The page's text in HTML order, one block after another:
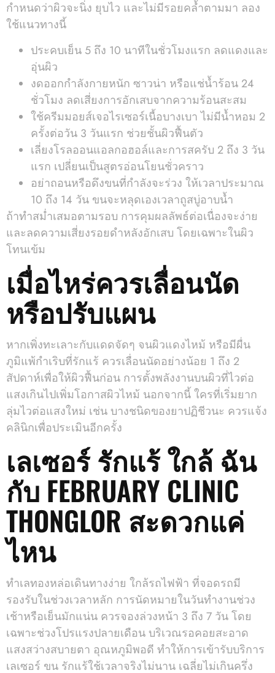
กำหนดว่าผิวจะนิ่ง ยุบไว และไม่มีรอยคล้ำตามมา ลอง
ใช้แนวทางนี้
ประคบเย็น 5 ถึง 10 นาทีในชั่วโมงแรก ลดแดงและ
อุ่นผิว
งดออกกำลังกายหนัก ซาวน่า หรือแช่น้ำร้อน 24
ชั่วโมง ลดเสี่ยงการอักเสบจากความร้อนสะสม
ใช้ครีมมอยส์เจอไรเซอร์เนื้อบางเบา ไม่มีน้ำหอม 2
ครั้งต่อวัน 3 วันแรก ช่วยชั้นผิวฟื้นตัว
เลี่ยงโรลออนแอลกอฮอล์และการสครับ 2 ถึง 3 วัน
แรก เปลี่ยนเป็นสูตรอ่อนโยนชั่วคราว
อย่าถอนหรือดึงขนที่กำลังจะร่วง ให้เวลาประมาณ
10 ถึง 14 วัน ขนจะหลุดเองเวลาถูสบู่อาบน้ำ
ถ้าทำสม่ำเสมอตามรอบ การคุมผลลัพธ์ต่อเนื่องจะง่าย
และลดความเสี่ยงรอยดำหลังอักเสบ โดยเฉพาะในผิว
โทนเข้ม
เมื่อไหร่ควรเลื่อนนัด
หรือปรับแผน
หากเพิ่งทะเลาะกับแดดจัดๆ จนผิวแดงไหม้ หรือมีผื่น
ภูมิแพ้กำเริบที่รักแร้ ควรเลื่อนนัดอย่างน้อย 1 ถึง 2
สัปดาห์เพื่อให้ผิวฟื้นก่อน การตั้งพลังงานบนผิวที่ไวต่อ
แสงเกินไปเพิ่มโอกาสผิวไหม้ นอกจากนี้ ใครที่เริ่มยาก
ลุ่มไวต่อแสงใหม่ เช่น บางชนิดของยาปฏิชีวนะ ควรแจ้ง
คลินิกเพื่อประเมินอีกครั้ง
เลเซอร์ รักแร้ ใกล้ ฉัน
กับ FEBRUARY CLINIC
THONGLOR สะดวกแค่
ไหน
ทำเลทองหล่อเดินทางง่าย ใกล้รถไฟฟ้า ที่จอดรถมี
รองรับในช่วงเวลาหลัก การนัดหมายในวันทำงานช่วง
เช้าหรือเย็นมักแน่น ควรจองล่วงหน้า 3 ถึง 7 วัน โดย
เฉพาะช่วงโปรแรงปลายเดือน บริเวณรอคอยสะอาด
แสงสว่างสบายตา อุณหภูมิพอดี ทำให้การเข้ารับบริการ
เลเซอร์ ขน รักแร้ใช้เวลาจริงไม่นาน เฉลี่ยไม่เกินครึ่ง